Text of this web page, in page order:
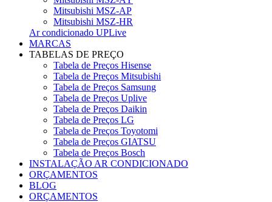
Mitsubishi MSZ-AP
Mitsubishi MSZ-HR
Ar condicionado UPLive
MARCAS
TABELAS DE PREÇO
Tabela de Preços Hisense
Tabela de Preços Mitsubishi
Tabela de Preços Samsung
Tabela de Preços Uplive
Tabela de Preços Daikin
Tabela de Preços LG
Tabela de Preços Toyotomi
Tabela de Preços GIATSU
Tabela de Preços Bosch
INSTALAÇÃO AR CONDICIONADO
ORÇAMENTOS
BLOG
ORÇAMENTOS